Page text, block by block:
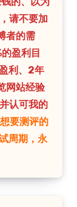
请不要加
者的需
盈利目
利、2年
网站经验
认可我的
想要测评的
周期，永